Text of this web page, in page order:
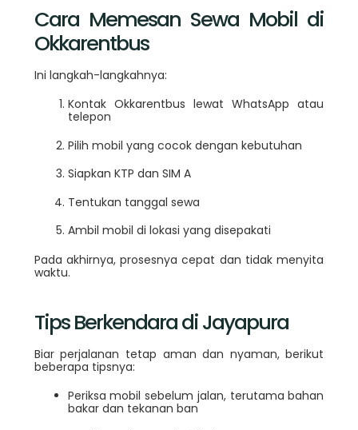
Cara Memesan Sewa Mobil di
Okkarentbus
Ini langkah-langkahnya:
Kontak Okkarentbus lewat WhatsApp atau
telepon
Pilih mobil yang cocok dengan kebutuhan
Siapkan KTP dan SIM A
Tentukan tanggal sewa
Ambil mobil di lokasi yang disepakati
Pada akhirnya, prosesnya cepat dan tidak menyita
waktu.
Tips Berkendara di Jayapura
Biar perjalanan tetap aman dan nyaman, berikut
beberapa tipsnya:
Periksa mobil sebelum jalan, terutama bahan
bakar dan tekanan ban